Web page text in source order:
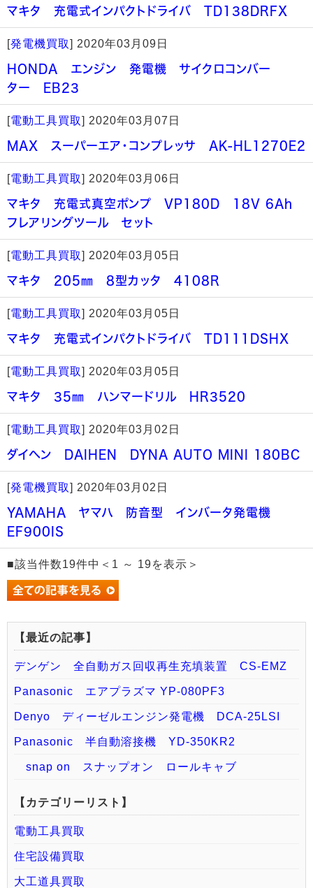
マキタ 充電式インパクトドライバ TD138DRFX
[発電機買取] 2020年03月09日
HONDA エンジン 発電機 サイクロコンバー
ター EB23
[電動工具買取] 2020年03月07日
MAX スーパーエア・コンプレッサ AK-HL1270E2
[電動工具買取] 2020年03月06日
マキタ 充電式真空ポンプ VP180D 18V 6Ah
フレアリングツール セット
[電動工具買取] 2020年03月05日
マキタ 205㎜ 8型カッタ 4108R
[電動工具買取] 2020年03月05日
マキタ 充電式インパクトドライバ TD111DSHX
[電動工具買取] 2020年03月05日
マキタ 35㎜ ハンマードリル HR3520
[電動工具買取] 2020年03月02日
ダイヘン DAIHEN DYNA AUTO MINI 180BC
[発電機買取] 2020年03月02日
YAMAHA ヤマハ 防音型 インバータ発電機
EF900IS
■該当件数19件中＜1 ～ 19を表示＞
【最近の記事】
デンゲン 全自動ガス回収再生充填装置 CS-EMZ
Panasonic エアプラズマ YP-080PF3
Denyo ディーゼルエンジン発電機 DCA-25LSI
Panasonic 半自動溶接機 YD-350KR2
snap on スナップオン ロールキャブ
【カテゴリーリスト】
電動工具買取
住宅設備買取
大工道具買取